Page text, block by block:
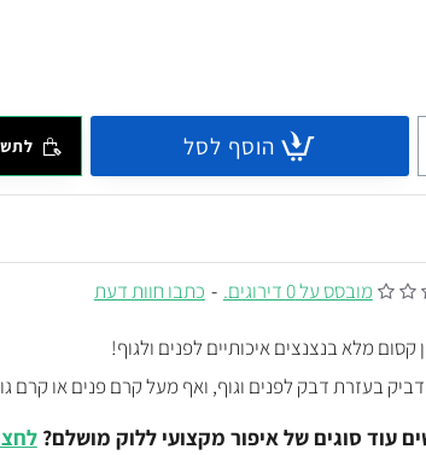
מובסס על 0 דירוגים. - כתבו חוות דעת
הוסף לסל
עוד סוגים של איפור מקצועי ללוק מושלם?
קסום מלא בנצנצים איכותיים לפנים ולגוף!
בעזרת דבק לפנים וגוף, ואף מעל קרם פנים או קרם